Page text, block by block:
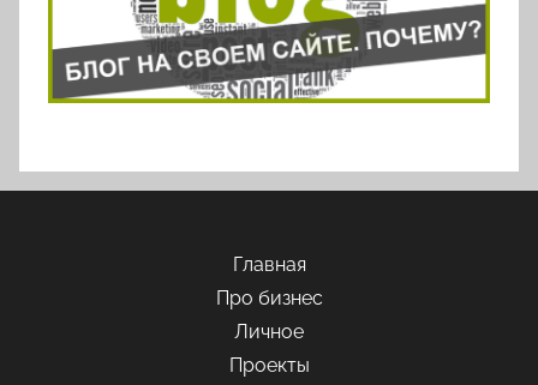
Главная
Про бизнес
Личное
Проекты